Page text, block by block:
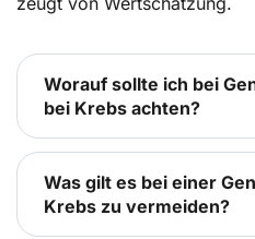
Worauf sollte ich bei
bei Krebs achten?
Was gilt es bei einer
Krebs zu vermeiden?